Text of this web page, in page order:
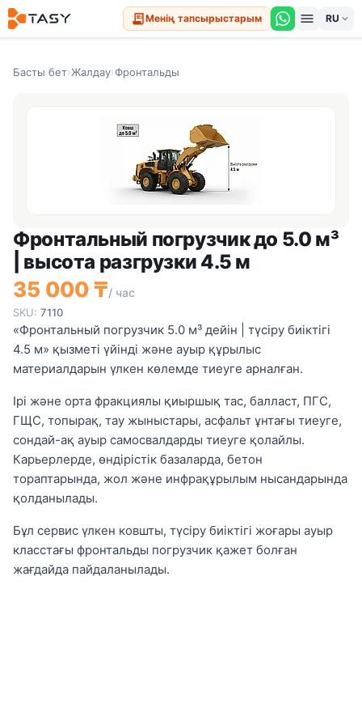
receipt_longМенің тапсырыстарым menu expand_more
Басты бет›Жалдау›Фронтальды
Фронтальный погрузчик до 5.0 м³
| высота разгрузки 4.5 м
35 000 ₸/ час
SKU: 7110
«Фронтальный погрузчик 5.0 м³ дейін | түсіру биіктігі
4.5 м» қызметі үйінді және ауыр құрылыс
материалдарын үлкен көлемде тиеуге арналған.
Ірі және орта фракциялы қиыршық тас, балласт, ПГС,
ГЩС, топырақ, тау жыныстары, асфальт ұнтағы тиеуге,
сондай-ақ ауыр самосвалдарды тиеуге қолайлы.
Карьерлерде, өндірістік базаларда, бетон
тораптарында, жол және инфрақұрылым нысандарында
қолданылады.
Бұл сервис үлкен ковшты, түсіру биіктігі жоғары ауыр
класстағы фронтальды погрузчик қажет болған
жағдайда пайдаланылады.